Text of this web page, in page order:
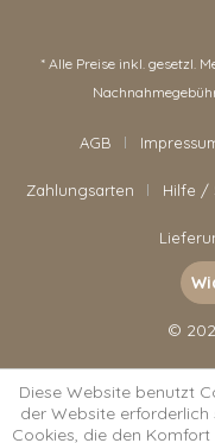
* Alle Preise inkl. gesetzl.
AGB
Zahlungsarten Hilfe /
©
Diese Website benutzt
der Website
Cookies, die den